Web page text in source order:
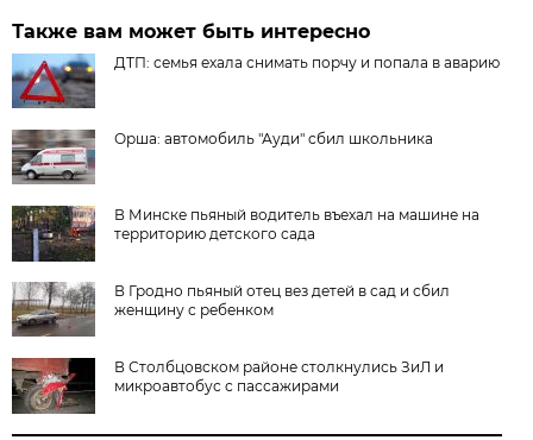
Также вам может быть интересно
ДТП: семья ехала снимать порчу и попала в аварию
Орша: автомобиль "Ауди" сбил школьника
В Минске пьяный водитель въехал на машине на
территорию детского сада
В Гродно пьяный отец вез детей в сад и сбил
женщину с ребенком
В Столбцовском районе столкнулись ЗиЛ и
микроавтобус с пассажирами